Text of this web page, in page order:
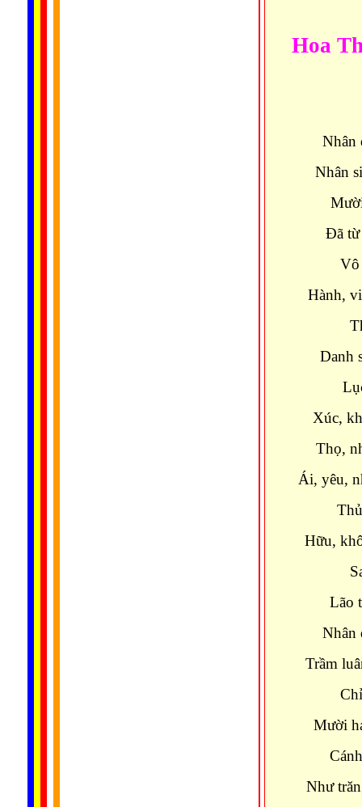
Hoa
Nhân
Nhân
Đã
Vô
Hành,
Danh
Xúc,
Thọ,
Ái, yêu,
Hữu,
Lão
Nhân
Trầm
Mười
Như